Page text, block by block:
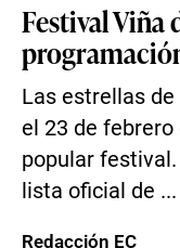
Festival Viña
Las estrellas
el 23 de febrero
popular
lista oficial de ...
Redacción EC